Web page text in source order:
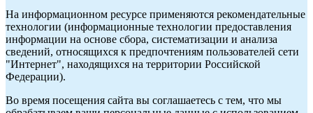
На информационном ресурсе применяются рекомендательные
технологии (информационные технологии предоставления
информации на основе сбора, систематизации и анализа
сведений, относящихся к предпочтениям пользователей сети
"Интернет", находящихся на территории Российской
Федерации).
Во время посещения сайта вы соглашаетесь с тем, что мы